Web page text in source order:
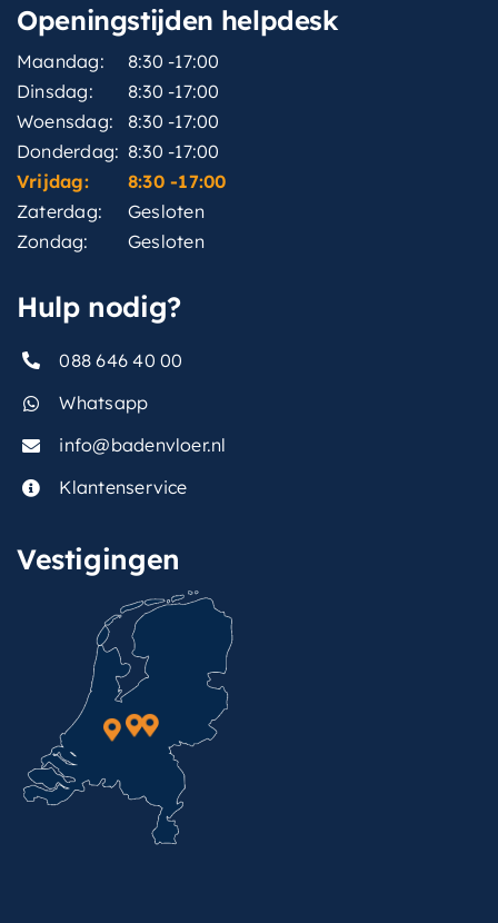
Openingstijden helpdesk
Maandag:
8:30 -17:00
Dinsdag:
8:30 -17:00
Woensdag:
8:30 -17:00
Donderdag: 8:30 -17:00
Vrijdag:
8:30 -17:00
Zaterdag:
Gesloten
Zondag:
Gesloten
Hulp nodig?
088 646 40 00
Whatsapp
info@badenvloer.nl
Klantenservice
Vestigingen